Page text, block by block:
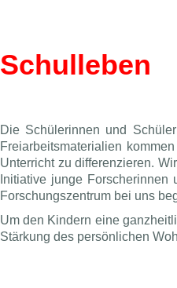
Schulleben
Die Schülerinnen und
Freiarbeitsmaterialien
Unterricht zu differenzieren.
Initiative junge
Forschungszentrum bei uns
Um den Kindern eine
Stärkung des persönlichen